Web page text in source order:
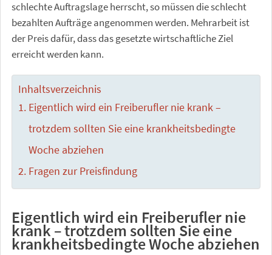
schlechte Auftragslage herrscht, so müssen die schlecht
bezahlten Aufträge angenommen werden. Mehrarbeit ist
der Preis dafür, dass das gesetzte wirtschaftliche Ziel
erreicht werden kann.
Inhaltsverzeichnis
Eigentlich wird ein Freiberufler nie krank –
trotzdem sollten Sie eine krankheitsbedingte
Woche abziehen
Fragen zur Preisfindung
Eigentlich wird ein Freiberufler nie
krank – trotzdem sollten Sie eine
krankheitsbedingte Woche abziehen